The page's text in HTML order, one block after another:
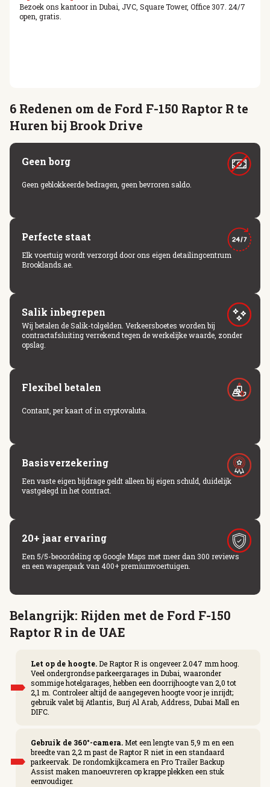
Bezoek ons kantoor in Dubai, JVC, Square Tower, Office 307. 24/7
open, gratis.
6 Redenen om de Ford F-150 Raptor R te
Huren bij Brook Drive
Geen borg
Geen geblokkeerde bedragen, geen bevroren saldo.
Perfecte staat
Elk voertuig wordt verzorgd door ons eigen detailingcentrum
Brooklands.ae.
Salik inbegrepen
Wij betalen de Salik-tolgelden. Verkeersboetes worden bij
contractafsluiting verrekend tegen de werkelijke waarde, zonder
opslag.
Flexibel betalen
Contant, per kaart of in cryptovaluta.
Basisverzekering
Een vaste eigen bijdrage geldt alleen bij eigen schuld, duidelijk
vastgelegd in het contract.
20+ jaar ervaring
Een 5/5-beoordeling op Google Maps met meer dan 300 reviews
en een wagenpark van 400+ premiumvoertuigen.
Belangrijk: Rijden met de Ford F-150
Raptor R in de UAE
Let op de hoogte.De Raptor R is ongeveer 2.047 mm hoog.
Veel ondergrondse parkeergarages in Dubai, waaronder
sommige hotelgarages, hebben een doorrijhoogte van 2,0 tot
2,1 m. Controleer altijd de aangegeven hoogte voor je inrijdt;
gebruik valet bij Atlantis, Burj Al Arab, Address, Dubai Mall en
DIFC.
Gebruik de 360°-camera.Met een lengte van 5,9 m en een
breedte van 2,2 m past de Raptor R niet in een standaard
parkeervak. De rondomkijkcamera en Pro Trailer Backup
Assist maken manoeuvreren op krappe plekken een stuk
eenvoudiger.